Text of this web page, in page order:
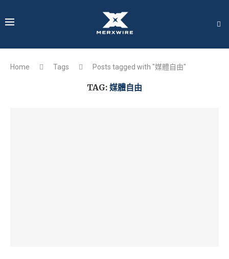
Home Tags Posts tagged with "媒體自由"
TAG: 媒體自由